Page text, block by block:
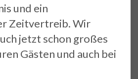
und ein
Zeitvertreib. Wir
jetzt schon großes
Gästen und auch bei